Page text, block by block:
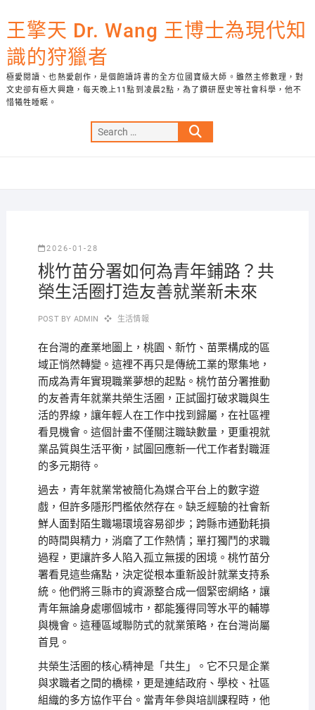
to
content
王擎天 Dr. Wang 王博士為現代知
識的狩獵者
極愛閱讀、也熱愛創作，是個飽讀詩書的全方位國寶級大師。雖然主修數理，對
文史卻有極大興趣，每天晚上11點到凌晨2點，為了鑽研歷史等社會科學，他不
惜犧牲睡眠。
Search
…
2026-01-28
桃竹苗分署如何為青年鋪路？共
榮生活圈打造友善就業新未來
POST BY ADMIN 生活情報
在台灣的產業地圖上，桃園、新竹、苗栗構成的區
域正悄然轉變。這裡不再只是傳統工業的聚集地，
而成為青年實現職業夢想的起點。桃竹苗分署推動
的友善青年就業共榮生活圈，正試圖打破求職與生
活的界線，讓年輕人在工作中找到歸屬，在社區裡
看見機會。這個計畫不僅關注職缺數量，更重視就
業品質與生活平衡，試圖回應新一代工作者對職涯
的多元期待。
過去，青年就業常被簡化為媒合平台上的數字遊
戲，但許多隱形門檻依然存在。缺乏經驗的社會新
鮮人面對陌生職場環境容易卻步；跨縣市通勤耗損
的時間與精力，消磨了工作熱情；單打獨鬥的求職
過程，更讓許多人陷入孤立無援的困境。桃竹苗分
署看見這些痛點，決定從根本重新設計就業支持系
統。他們將三縣市的資源整合成一個緊密網絡，讓
青年無論身處哪個城市，都能獲得同等水平的輔導
與機會。這種區域聯防式的就業策略，在台灣尚屬
首見。
共榮生活圈的核心精神是「共生」。它不只是企業
與求職者之間的橋樑，更是連結政府、學校、社區
組織的多方協作平台。當青年參與培訓課程時，他